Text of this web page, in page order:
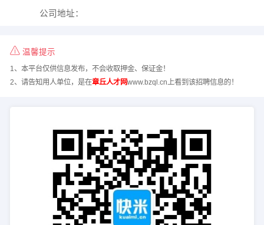
公司地址：
温馨提示
1、本平台仅供信息发布，不会收取押金、保证金！
2、请告知用人单位，是在章丘人才网www.bzql.cn上看到该招聘信息的！